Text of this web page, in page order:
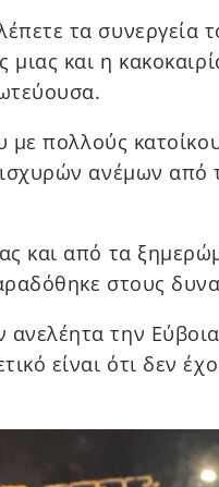
τα συνεργεία
και η
με πολλούς
ανέμων από
και από τα
στους
ανελέητα την
είναι ότι δεν